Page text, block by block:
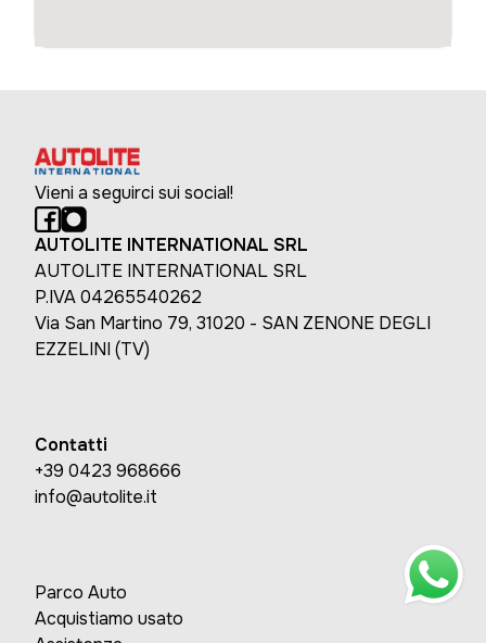
Vieni a seguirci sui social!
AUTOLITE INTERNATIONAL SRL
AUTOLITE INTERNATIONAL SRL
P.IVA 04265540262
Via San Martino 79, 31020 - SAN ZENONE DEGLI
EZZELINI (TV)
Contatti
+39 0423 968666
info@autolite.it
Parco Auto
Acquistiamo usato